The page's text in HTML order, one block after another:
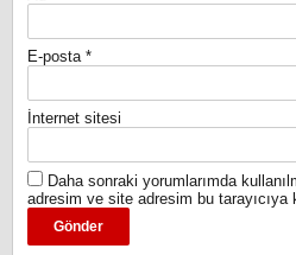
E-posta *
İnternet sitesi
Daha sonraki yorumlarımda
adresim ve site adresim bu tarayıcıya